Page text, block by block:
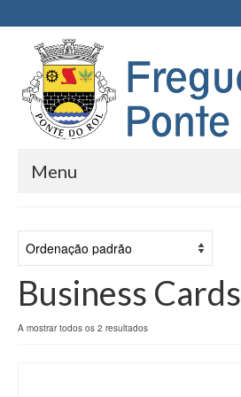
Menu
Junta de Freguesia
Executivo
Assembleia de Freguesia
Business Cards
A mostrar todos os 2 resultados